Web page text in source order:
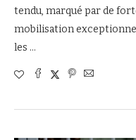
tendu, marqué par de
mobilisation
les …